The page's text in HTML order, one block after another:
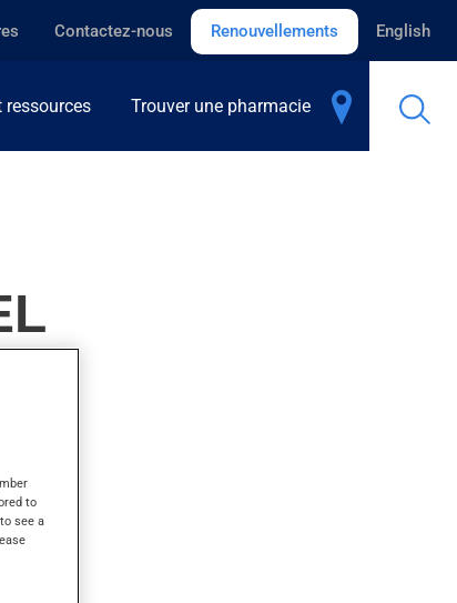
Contactez-nous Renouvellements English
ressources Trouver une pharmacie
to
see a